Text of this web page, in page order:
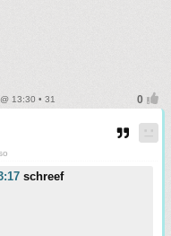
13:30 • 31
schreef